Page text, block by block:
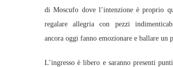
di Moscufo dove l’intenzione è proprio
regalare allegria con pezzi
ancora oggi fanno emozionare e ballare un
L’ingresso è libero e saranno presenti